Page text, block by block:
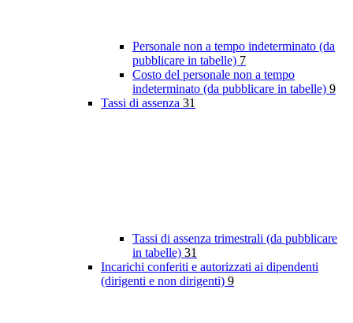
Personale non a tempo indeterminato (da
pubblicare in tabelle) 7
Costo del personale non a tempo
indeterminato (da pubblicare in tabelle) 9
Tassi di assenza 31
Tassi di assenza trimestrali (da pubblicare
in tabelle) 31
Incarichi conferiti e autorizzati ai dipendenti
(dirigenti e non dirigenti) 9